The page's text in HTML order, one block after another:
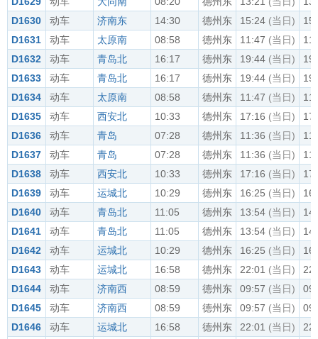
D1630
动车 济南东 14:30 德州东 15:24 (当日)
D1631
动车 太原南 08:58 德州东 11:47 (当日)
D1632
动车 青岛北 16:17 德州东 19:44 (当日)
D1633
动车 青岛北 16:17 德州东 19:44 (当日)
D1634
动车 太原南 08:58 德州东 11:47 (当日)
D1635
动车 西安北 10:33 德州东 17:16 (当日)
D1636
动车 青岛 07:28 德州东 11:36 (当日)
D1637
动车 青岛 07:28 德州东 11:36 (当日)
D1638
动车 西安北 10:33 德州东 17:16 (当日)
D1639
动车 运城北 10:29 德州东 16:25 (当日)
D1640
动车 青岛北 11:05 德州东 13:54 (当日)
D1641
动车 青岛北 11:05 德州东 13:54 (当日)
D1642
动车 运城北 10:29 德州东 16:25 (当日)
D1643
动车 运城北 16:58 德州东 22:01 (当日)
D1644
动车 济南西 08:59 德州东 09:57 (当日)
D1645
动车 济南西 08:59 德州东 09:57 (当日)
D1646
动车 运城北 16:58 德州东 22:01 (当日)